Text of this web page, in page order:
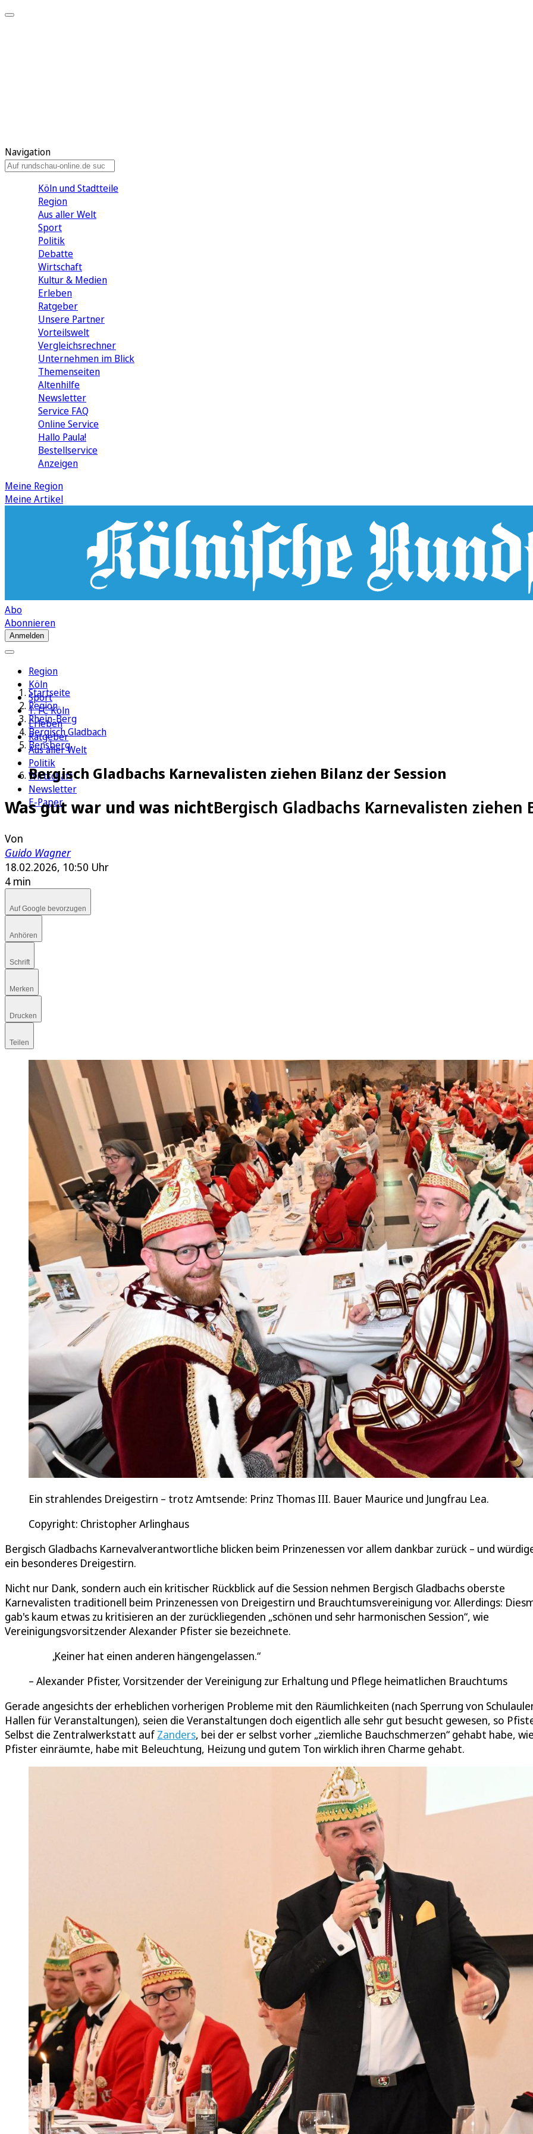
Navigation
Köln und Stadtteile
Region
Aus aller Welt
Sport
Politik
Debatte
Wirtschaft
Kultur & Medien
Erleben
Ratgeber
Unsere Partner
Vorteilswelt
Vergleichsrechner
Unternehmen im Blick
Themenseiten
Altenhilfe
Newsletter
Service FAQ
Online Service
Hallo Paula!
Bestellservice
Anzeigen
Meine Region
Meine Artikel
Abo
Abonnieren
Anmelden
Region
Köln
Sport
1. FC Köln
Erleben
Ratgeber
Aus aller Welt
Politik
Wirtschaft
Newsletter
E-Paper
Startseite
Region
Rhein-Berg
Bergisch Gladbach
Bensberg
Bergisch Gladbachs Karnevalisten ziehen Bilanz der Session
Was gut war und was nichtBergisch Gladbachs Karnevalisten ziehen
Von
Guido Wagner
18.02.2026, 10:50 Uhr
4 min
Auf Google bevorzugen
Anhören
Schrift
Merken
Drucken
Teilen
Ein strahlendes Dreigestirn – trotz Amtsende: Prinz Thomas III. Bauer Maurice und Jungfrau Lea.
Copyright: Christopher Arlinghaus
Bergisch Gladbachs Karnevalverantwortliche blicken beim Prinzenessen vor allem dankbar zurück – und
ein besonderes Dreigestirn.
Nicht nur Dank, sondern auch ein kritischer Rückblick auf die Session nehmen Bergisch Gladbachs oberste
Karnevalisten traditionell beim Prinzenessen von Dreigestirn und Brauchtumsvereinigung vor. Allerdings:
gab's kaum etwas zu kritisieren an der zurückliegenden „schönen und sehr harmonischen Session“, wie
Vereinigungsvorsitzender Alexander Pfister sie bezeichnete.
Keiner hat einen anderen hängengelassen.
Alexander Pfister, Vorsitzender der Vereinigung zur Erhaltung und Pflege heimatlichen Brauchtums
Gerade angesichts der erheblichen vorherigen Probleme mit den Räumlichkeiten (nach Sperrung von
Hallen für Veranstaltungen), seien die Veranstaltungen doch eigentlich alle sehr gut besucht gewesen, so
Selbst die Zentralwerkstatt auf Zanders, bei der er selbst vorher „ziemliche Bauchschmerzen“ gehabt habe,
Pfister einräumte, habe mit Beleuchtung, Heizung und gutem Ton wirklich ihren Charme gehabt.